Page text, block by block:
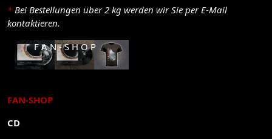
*Bei Bestellungen über 2 kg werden wir Sie per E-Mail
kontaktieren.
F A N - S H O P
FAN-SHOP
CD